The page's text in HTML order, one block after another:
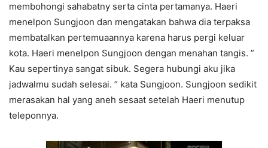
membohongi sahabatny serta cinta pertamanya. Haeri
menelpon Sungjoon dan mengatakan bahwa dia terpaksa
membatalkan pertemuaannya karena harus pergi keluar
kota. Haeri menelpon Sungjoon dengan menahan tangis. ”
Kau sepertinya sangat sibuk. Segera hubungi aku jika
jadwalmu sudah selesai. ” kata Sungjoon. Sungjoon sedikit
merasakan hal yang aneh sesaat setelah Haeri menutup
teleponnya.